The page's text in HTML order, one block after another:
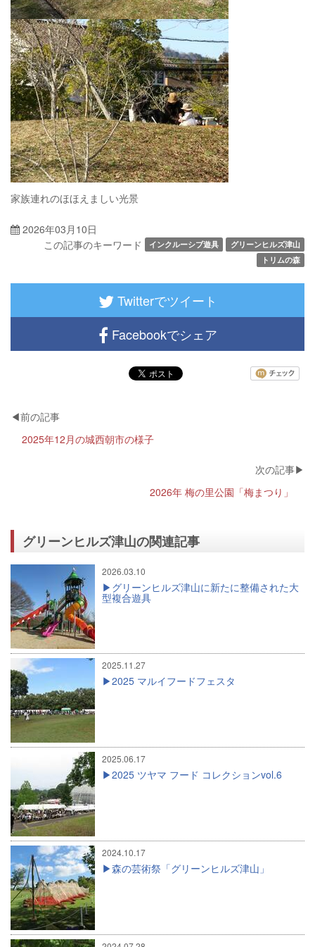
家族連れのほほえましい光景
2026年03月10日
この記事のキーワード
インクルーシブ遊具
グリーンヒルズ津山
トリムの森
Twitterでツイート
Facebookでシェア
2025年12月の城西朝市の様子
2026年 梅の里公園「梅まつり」
グリーンヒルズ津山の関連記事
2026.03.10
グリーンヒルズ津山に新たに整備された大
型複合遊具
2025.11.27
2025 マルイフードフェスタ
2025.06.17
2025 ツヤマ フード コレクションvol.6
2024.10.17
森の芸術祭「グリーンヒルズ津山」